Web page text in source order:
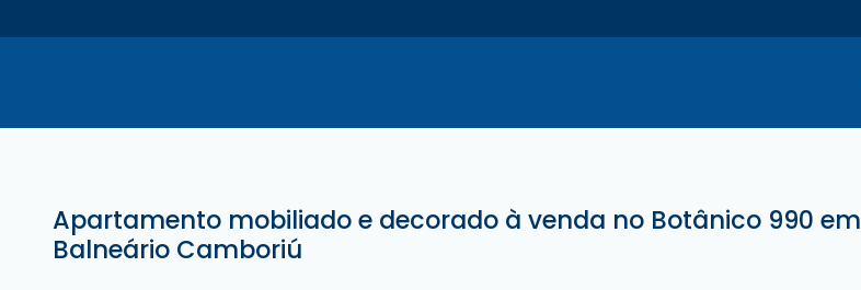
Apartamento mobiliado e decorado à venda no Botânico 990 em
Balneário Camboriú